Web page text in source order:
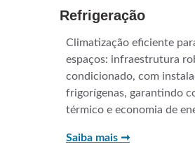
Refrigeração
Climatização eficiente
espaços: infraestrutura
condicionado, com
frigorígenas, garantindo
térmico e economia de
Saiba mais ➞